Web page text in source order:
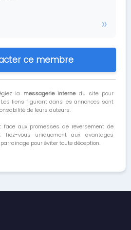
ce membre
la messagerie internedu site pour
liens figurant dans les annonces sont
de leurs auteurs.
face aux promesses de reversement de
fiez-vous uniquement aux avantages
pour éviter toute déception.